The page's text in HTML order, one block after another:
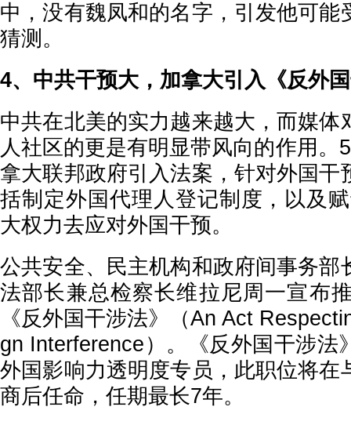
中，没有魏凤和的名字，引发他可能
猜测。
4、中共干预大，加拿大引入《反外
中共在北美的实力越来越大，而媒体
人社区的更是有明显带风向的作用。
拿大联邦政府引入法案，针对外国干
括制定外国代理人登记制度，以及
大权力去应对外国干预。
公共安全、民主机构和政府间事务部
法部长兼总检察长维拉尼周一宣布
《反外国干涉法》（An Act
gn Interference）。《反外国干涉法
外国影响力透明度专员，此职位将在
商后任命，任期最长7年。